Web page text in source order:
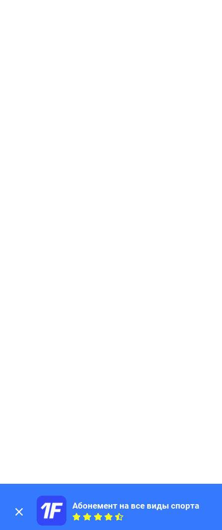
Абонемент на все виды спорта